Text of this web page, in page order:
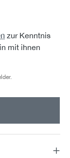
zur Kenntnis
mit ihnen